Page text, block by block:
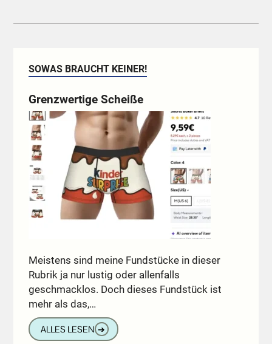
SOWAS BRAUCHT KEINER!
Grenzwertige Scheiße
Meistens sind meine Fundstücke in dieser
Rubrik ja nur lustig oder allenfalls
geschmacklos. Doch dieses Fundstück ist
mehr als das,…
ALLES LESEN ➔